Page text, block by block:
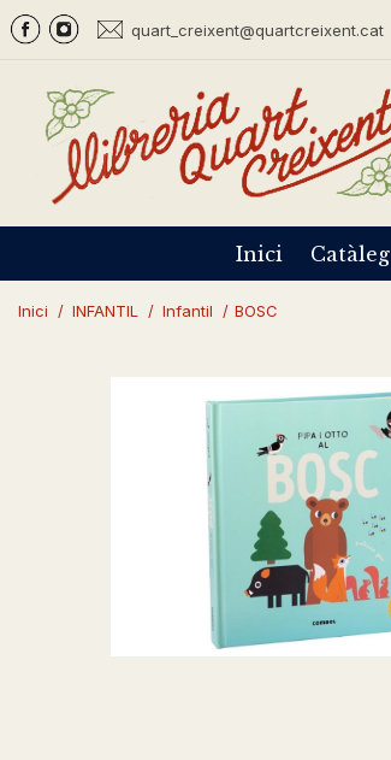
quart_creixent@quartcreixent.cat
Inici Catàleg
Inici / INFANTIL / Infantil / BOSC